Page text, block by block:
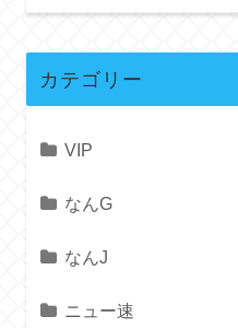
カテゴリー
VIP
なんG
なんJ
ニュー速